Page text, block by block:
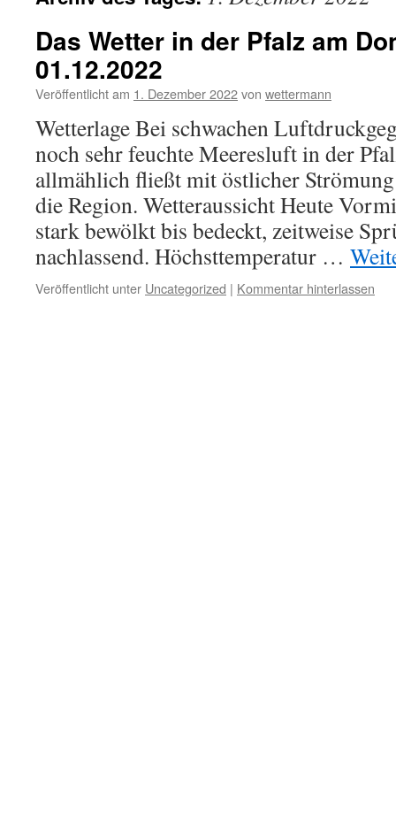
Das Wetter in der Pfalz am
01.12.2022
Veröffentlicht am 1. Dezember 2022von wettermann
Wetterlage Bei schwachen
noch sehr feuchte Meeresluft in der
allmählich fließt mit östlicher
die Region. Wetteraussicht Heute
stark bewölkt bis bedeckt, zeitweise
nachlassend. Höchsttemperatur …
Veröffentlicht unter Uncategorized | Kommentar hinterlassen